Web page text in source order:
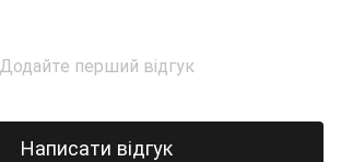
Додайте перший відгук
Написати відгук